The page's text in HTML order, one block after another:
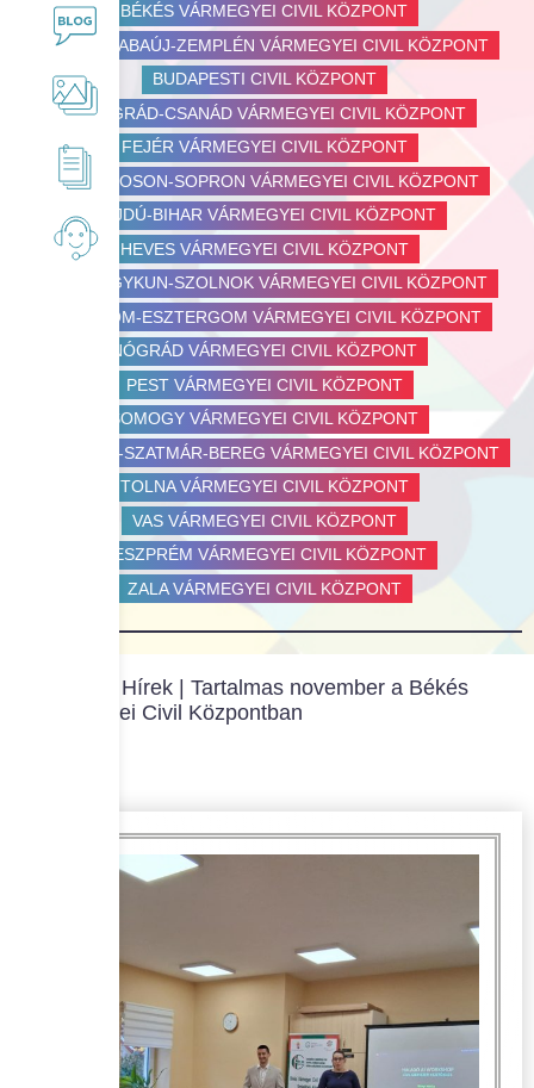
Iskolai közösségi szolgálat
AlaCOOLj!
Hírek
Galéria
Dokumentumtár
Civil kézikönyvek
Okos füzetek
Civil Érték magazin
Egyéb kiadványok
Hírlevelek
Kapcsolat
BÉKÉS VÁRMEGYEI CIVIL KÖZPONT
BORSOD-ABAÚJ-ZEMPLÉN VÁRMEGYEI CIVIL KÖZPONT
BUDAPESTI CIVIL KÖZPONT
CSONGRÁD-CSANÁD VÁRMEGYEI CIVIL KÖZPONT
FEJÉR VÁRMEGYEI CIVIL KÖZPONT
GYŐR-MOSON-SOPRON VÁRMEGYEI CIVIL KÖZPONT
HAJDÚ-BIHAR VÁRMEGYEI CIVIL KÖZPONT
HEVES VÁRMEGYEI CIVIL KÖZPONT
JÁSZ-NAGYKUN-SZOLNOK VÁRMEGYEI CIVIL KÖZPONT
KOMÁROM-ESZTERGOM VÁRMEGYEI CIVIL KÖZPONT
NÓGRÁD VÁRMEGYEI CIVIL KÖZPONT
PEST VÁRMEGYEI CIVIL KÖZPONT
SOMOGY VÁRMEGYEI CIVIL KÖZPONT
SZABOLCS-SZATMÁR-BEREG VÁRMEGYEI CIVIL KÖZPONT
TOLNA VÁRMEGYEI CIVIL KÖZPONT
VAS VÁRMEGYEI CIVIL KÖZPONT
VESZPRÉM VÁRMEGYEI CIVIL KÖZPONT
ZALA VÁRMEGYEI CIVIL KÖZPONT
Hírek | Tartalmas november a Békés
Vármegyei Civil Központban